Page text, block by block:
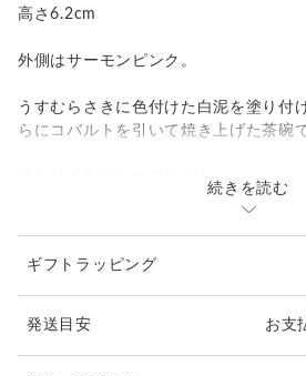
高さ6.2cm
外側はサーモンピンク。
うすむらさきに色付けた白泥を塗り付
らにコバルトを引いて焼き上げた茶碗
軽い持ち手でやや質感があり、
白ご飯が美味しく映える飯茶碗です。
続きを読む
ギフトラッピング
発送目安 お支